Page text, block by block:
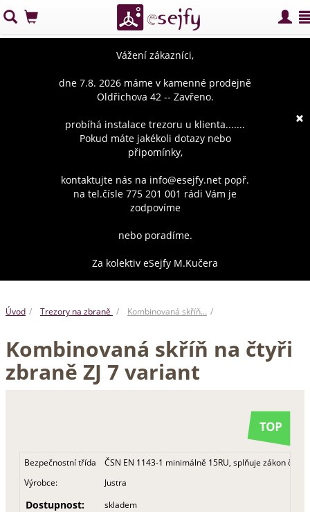
×
Vážení zákazníci,
dne 7.8. 2026 máme v kamenné prodejně
Oldřichova 42 -- Zavřeno.
probíhá instalace trezoru u klienta.......
Pokud máte jakékoli dotazy nebo
připomínky,
kontaktujte nás na info@esejfy.net popř.
na tel.čísle 775 201 001 rádi Vám je
zodpovíme
nebo poradíme.
Za kolektiv eSejfy M.Kučera
Úvod Trezory na zbraně Kombinovaná skříň…
Kombinovaná skříň na čtyři
zbraně ZJ 7 variant
Bezpečnostní třída
ČSN EN 1143-1 minimálně 15RU, splňuje zákon č.
Výrobce:
Justra
Dostupnost: skladem